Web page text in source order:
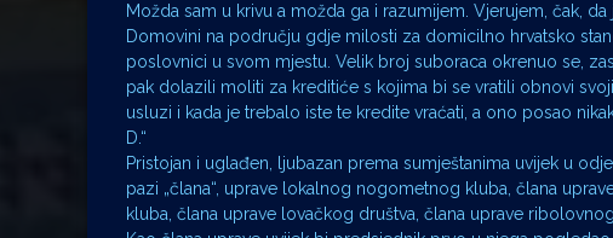
Možda sam u krivu a možda ga i razumijem. Vjerujem, čak,
Domovini na području gdje milosti za domicilno hrvatsko
poslovnici u svom mjestu. Velik broj suboraca okrenuo se,
pak dolazili moliti za kreditiće s kojima bi se vratili obnovi
usluzi i kada je trebalo iste te kredite vraćati, a ono posao
D.“
Pristojan i uglađen, ljubazan prema sumještanima uvijek u
pazi „člana“, uprave lokalnog nogometnog kluba, člana
kluba, člana uprave lovačkog društva, člana uprave ribolovnog